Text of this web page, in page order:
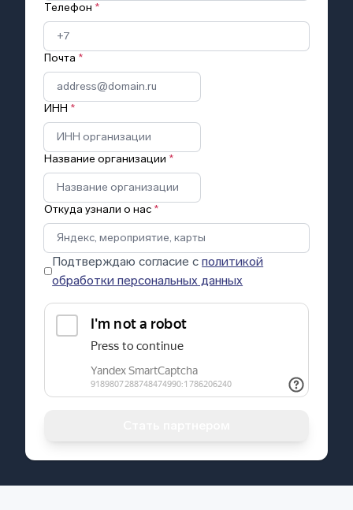
Телефон *
Почта *
ИНН *
Название организации *
Откуда узнали о нас *
Подтверждаю согласие сполитикой
обработки персональных данных